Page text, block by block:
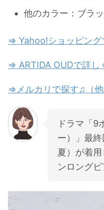
他のカラー：ブラ
⇒ Yahoo!ショッピング
⇒ ARTIDA OUDで詳し
⇒メルカリで探す♫（他
ドラマ「9
ー）」最
夏）が着
ンロングピ